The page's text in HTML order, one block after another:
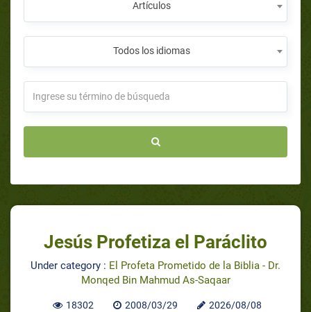
Artículos
Todos los idiomas
Jesús Profetiza el Paráclito
Under category : El Profeta Prometido de la Biblia - Dr.
Monqed Bin Mahmud As-Saqaar
18302 2008/03/29 2026/08/08